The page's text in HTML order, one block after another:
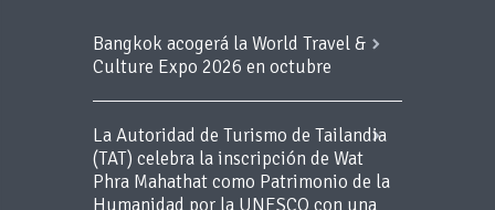
Bangkok acogerá la World Travel &
Culture Expo 2026 en octubre
La Autoridad de Turismo de Tailandia
(TAT) celebra la inscripción de Wat
Phra Mahathat como Patrimonio de la
Humanidad por la UNESCO con una